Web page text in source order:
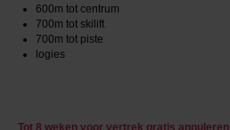
600m tot centrum
700m tot skilift
700m tot piste
logies
Tot 8 weken voor vertrek gratis annuleren